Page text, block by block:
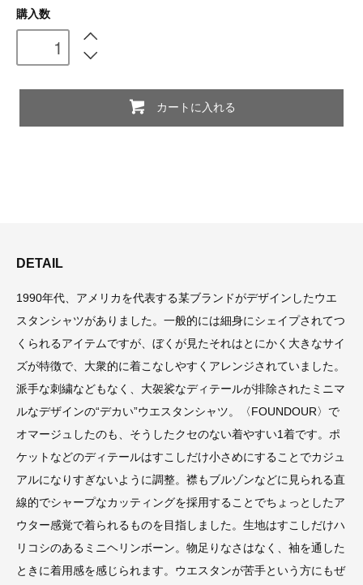
購入数
カートに入れる
DETAIL
1990年代、アメリカを代表する某ブランドがデザインしたウエ
スタンシャツがありました。一般的には細身にシェイプされてつ
くられるアイテムですが、ぼくが見たそれはとにかく大きなサイ
ズが特徴で、大衆的に着こなしやすくアレンジされていました。
派手な刺繍などもなく、大袈裟なディテールが排除されたミニマ
ルなデザインの“デカい”ウエスタンシャツ。〈FOUNDOUR〉で
オマージュしたのも、そうしたクセのない着やすい1着です。ポ
ケットなどのディテールはすこしだけ小さめにすることでカジュ
アルになりすぎないように調整。襟もブルゾンなどに見られる直
線的でシャープなカッティングを採用することでちょっとしたア
ウター感覚で着られるものを目指しました。生地はすこしだけハ
リコシのあるミニヘリンボーン。物足りなさはなく、袖を通した
ときに着用感を感じられます。ウエスタンが苦手という方にもぜ